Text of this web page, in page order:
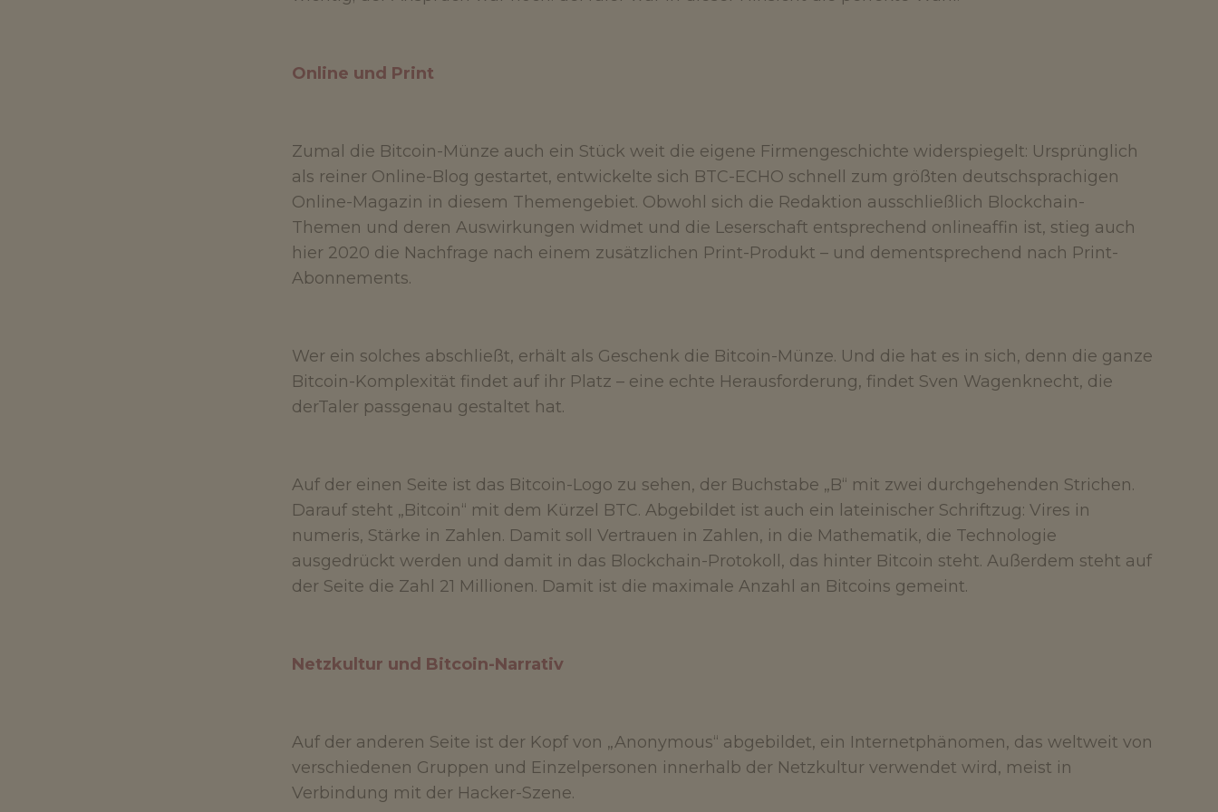
Online und Print
Zumal die Bitcoin-Münze auch ein Stück weit die eigene Firmengeschichte widerspiegelt: Ursprünglich
als reiner Online-Blog gestartet, entwickelte sich BTC-ECHO schnell zum größten deutschsprachigen
Online-Magazin in diesem Themengebiet. Obwohl sich die Redaktion ausschließlich Blockchain-
Themen und deren Auswirkungen widmet und die Leserschaft entsprechend onlineaffin ist, stieg auch
hier 2020 die Nachfrage nach einem zusätzlichen Print-Produkt – und dementsprechend nach Print-
Abonnements.
Wer ein solches abschließt, erhält als Geschenk die Bitcoin-Münze. Und die hat es in sich, denn die ganze
Bitcoin-Komplexität findet auf ihr Platz – eine echte Herausforderung, findet Sven Wagenknecht, die
derTaler passgenau gestaltet hat.
Auf der einen Seite ist das Bitcoin-Logo zu sehen, der Buchstabe „B“ mit zwei durchgehenden Strichen.
Darauf steht „Bitcoin“ mit dem Kürzel BTC. Abgebildet ist auch ein lateinischer Schriftzug: Vires in
numeris, Stärke in Zahlen. Damit soll Vertrauen in Zahlen, in die Mathematik, die Technologie
ausgedrückt werden und damit in das Blockchain-Protokoll, das hinter Bitcoin steht. Außerdem steht auf
der Seite die Zahl 21 Millionen. Damit ist die maximale Anzahl an Bitcoins gemeint.
Netzkultur und Bitcoin-Narrativ
Auf der anderen Seite ist der Kopf von „Anonymous“ abgebildet, ein Internetphänomen, das weltweit von
verschiedenen Gruppen und Einzelpersonen innerhalb der Netzkultur verwendet wird, meist in
Verbindung mit der Hacker-Szene.